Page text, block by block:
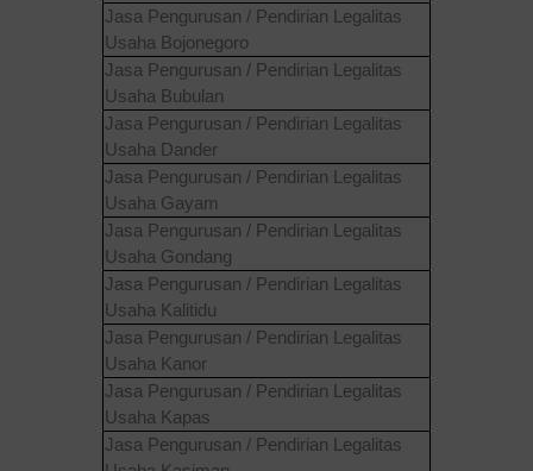
Jasa Pengurusan / Pendirian Legalitas
Usaha Bojonegoro
Jasa Pengurusan / Pendirian Legalitas
Usaha Bubulan
Jasa Pengurusan / Pendirian Legalitas
Usaha Dander
Jasa Pengurusan / Pendirian Legalitas
Usaha Gayam
Jasa Pengurusan / Pendirian Legalitas
Usaha Gondang
Jasa Pengurusan / Pendirian Legalitas
Usaha Kalitidu
Jasa Pengurusan / Pendirian Legalitas
Usaha Kanor
Jasa Pengurusan / Pendirian Legalitas
Usaha Kapas
Jasa Pengurusan / Pendirian Legalitas